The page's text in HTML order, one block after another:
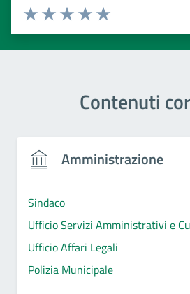
Valuta 5 stelle su 5
Valuta 4 stelle su 5
Valuta 3 stelle su 5
Valuta 2 stelle su 5
Valuta 1 stelle su 5
Contenuti
Amministrazione
Sindaco
Ufficio Servizi Amministrativi e
Ufficio Affari Legali
Polizia Municipale